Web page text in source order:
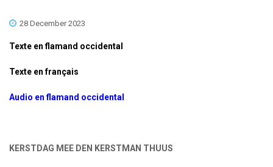
28 December 2023
Texte en flamand occidental
Texte en français
Audio en flamand occidental
KERSTDAG MEE DEN KERSTMAN THUUS